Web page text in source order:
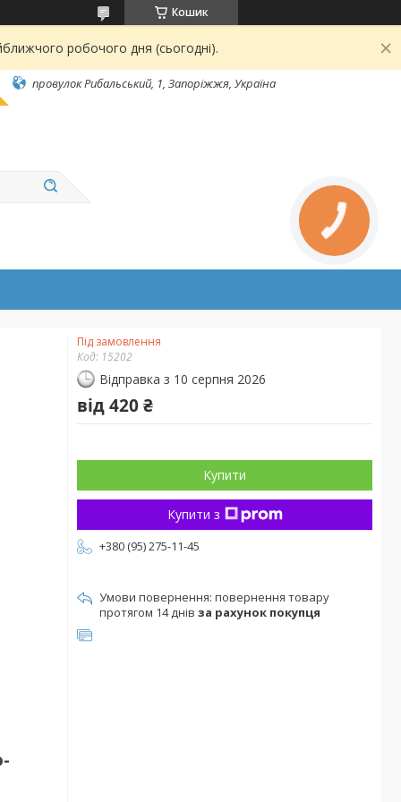
Кошик
робочого дня (сьогодні).
провулок Рибальський, 1, Запоріжжя, Україна
Під замовлення
Код: 15202
Відправка з 10 серпня 2026
від420 ₴
Купити
Купити з
+380 (95) 275-11-45
повернення товару
протягом 14 днів за рахунок покупця